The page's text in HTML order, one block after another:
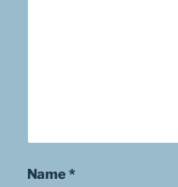
Name*